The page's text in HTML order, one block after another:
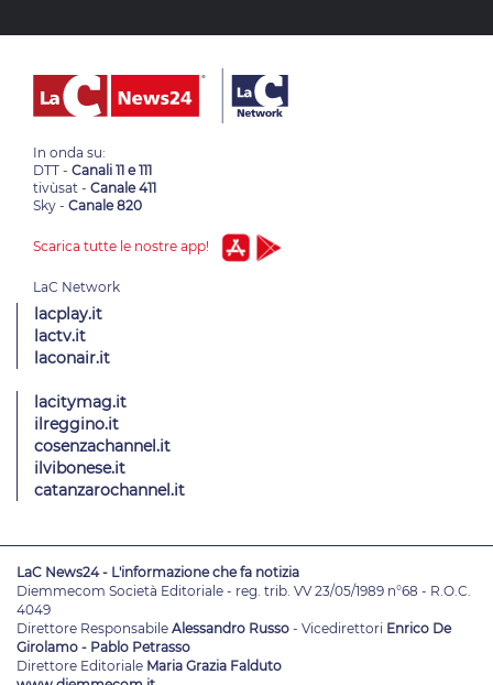
In onda su:
DTT - Canali 11 e 111
tivùsat - Canale 411
Sky - Canale 820
Scarica tutte le nostre app!
lacplay.it
lactv.it
laconair.it
lacitymag.it
ilreggino.it
cosenzachannel.it
ilvibonese.it
catanzarochannel.it
LaC News24 - L'informazione che fa notizia
Diemmecom Società Editoriale - reg. trib. VV 23/05/1989 n°68 - R.O.C.
4049
Direttore Responsabile Alessandro Russo - Vicedirettori Enrico De
Girolamo - Pablo Petrasso
Direttore Editoriale Maria Grazia Falduto